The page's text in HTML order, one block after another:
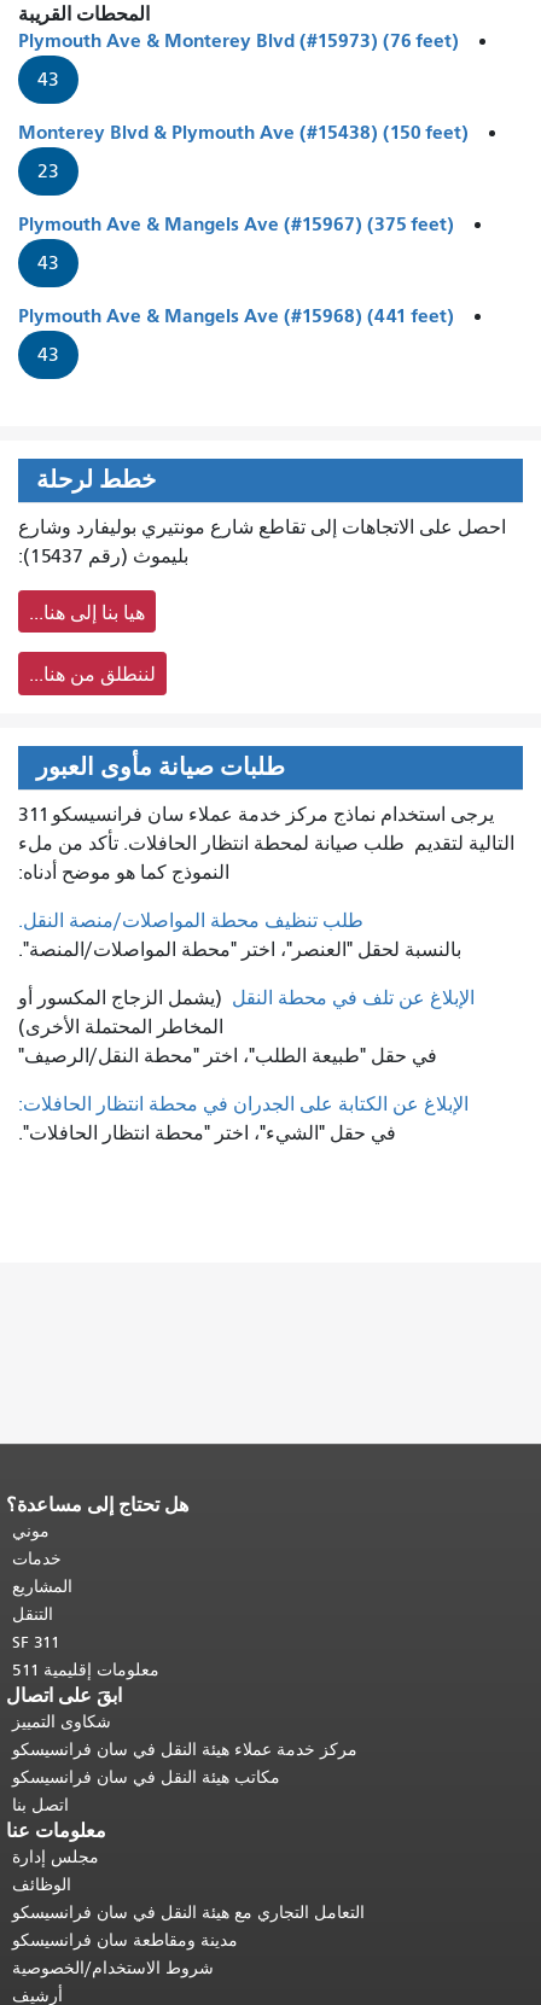
المحطات القريبة
Plymouth Ave & Monterey Blvd (#15973) (76 feet)
43
Monterey Blvd & Plymouth Ave (#15438) (150 feet)
23
Plymouth Ave & Mangels Ave (#15967) (375 feet)
43
Plymouth Ave & Mangels Ave (#15968) (441 feet)
43
خطط لرحلة
احصل على الاتجاهات إلى تقاطع شارع مونتيري بوليفارد وشارع
بليموث (رقم 15437):
هيا بنا إلى هنا...
لننطلق من هنا...
طلبات صيانة مأوى العبور
يرجى استخدام نماذج مركز خدمة عملاء سان فرانسيسكو 311
التالية لتقديم طلب صيانة لمحطة انتظار الحافلات. تأكد من ملء
النموذج كما هو موضح أدناه:
طلب تنظيف محطة المواصلات/منصة النقل.
بالنسبة لحقل "العنصر"، اختر "محطة المواصلات/المنصة".
الإبلاغ عن تلف في محطة النقل (يشمل الزجاج المكسور أو
المخاطر المحتملة الأخرى)
في حقل "طبيعة الطلب"، اختر "محطة النقل/الرصيف"
الإبلاغ عن الكتابة على الجدران في محطة انتظار الحافلات:
في حقل "الشيء"، اختر "محطة انتظار الحافلات".
هل تحتاج إلى مساعدة؟
موني
خدمات
المشاريع
التنقل
SF 311
معلومات إقليمية 511
ابقَ على اتصال
شكاوى التمييز
مركز خدمة عملاء هيئة النقل في سان فرانسيسكو
مكاتب هيئة النقل في سان فرانسيسكو
اتصل بنا
معلومات عنا
مجلس إدارة
الوظائف
التعامل التجاري مع هيئة النقل في سان فرانسيسكو
مدينة ومقاطعة سان فرانسيسكو
شروط الاستخدام/الخصوصية
أرشيف